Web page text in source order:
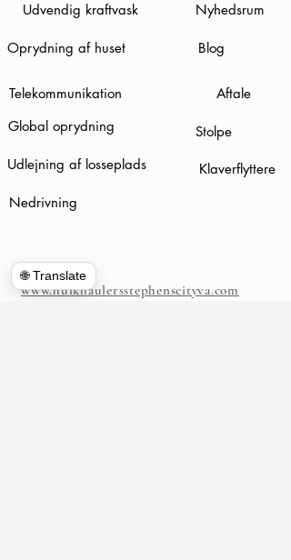
Udvendig kraftvask
Oprydning af huset
Telekommunikation
Global oprydning
Udlejning af losseplads
Nyhedsrum
Blog
Aftale
Stolpe
Klaverflyttere
Nedrivning
www.hulkhaulersstephenscityva.com
🌐 Translate